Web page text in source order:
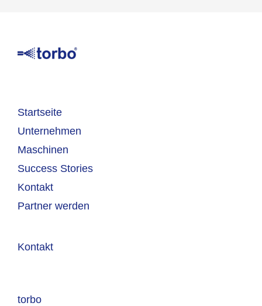
Startseite
Unternehmen
Maschinen
Success Stories
Kontakt
Partner werden
Kontakt
torbo